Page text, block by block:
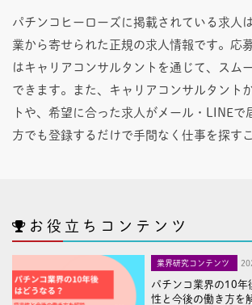
パチンコヒーローズに掲載されている求人
業から寄せられた正規の求人情報です。応
はキャリアコンサルタントを通じて、スム
できます。また、キャリアコンサルタント
トや、希望に合った求人がメール・LINEで
方でも登録するだけで手間なく仕事を探す
お役立ちコンテンツ
業界研究コンテンツ
パチンコ業界の10年
性と今後の働き方を